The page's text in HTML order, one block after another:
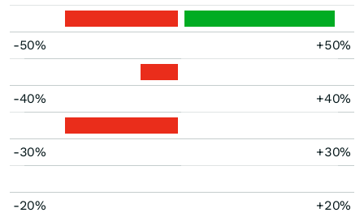
-50% +50%
-40% +40%
-30% +30%
-20% +20%